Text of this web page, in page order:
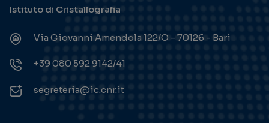
Istituto di Cristallografia
Via Giovanni Amendola 122/O - 70126 - Bari
+39 080 592 9142/41
segreteria@ic.cnr.it